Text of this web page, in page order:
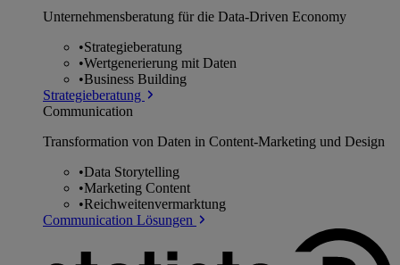
Unternehmens­beratung für die Data-Driven Economy
•Strategieberatung
•Wertgenerierung mit Daten
•Business Building
Strategieberatung
Communication
Transformation von Daten in Content-Marketing und Design
•Data Storytelling
•Marketing Content
•Reichweitenvermarktung
Communication Lösungen